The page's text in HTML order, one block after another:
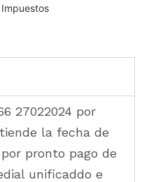
27022024 por
la fecha de
pronto pago de
unificaddo e